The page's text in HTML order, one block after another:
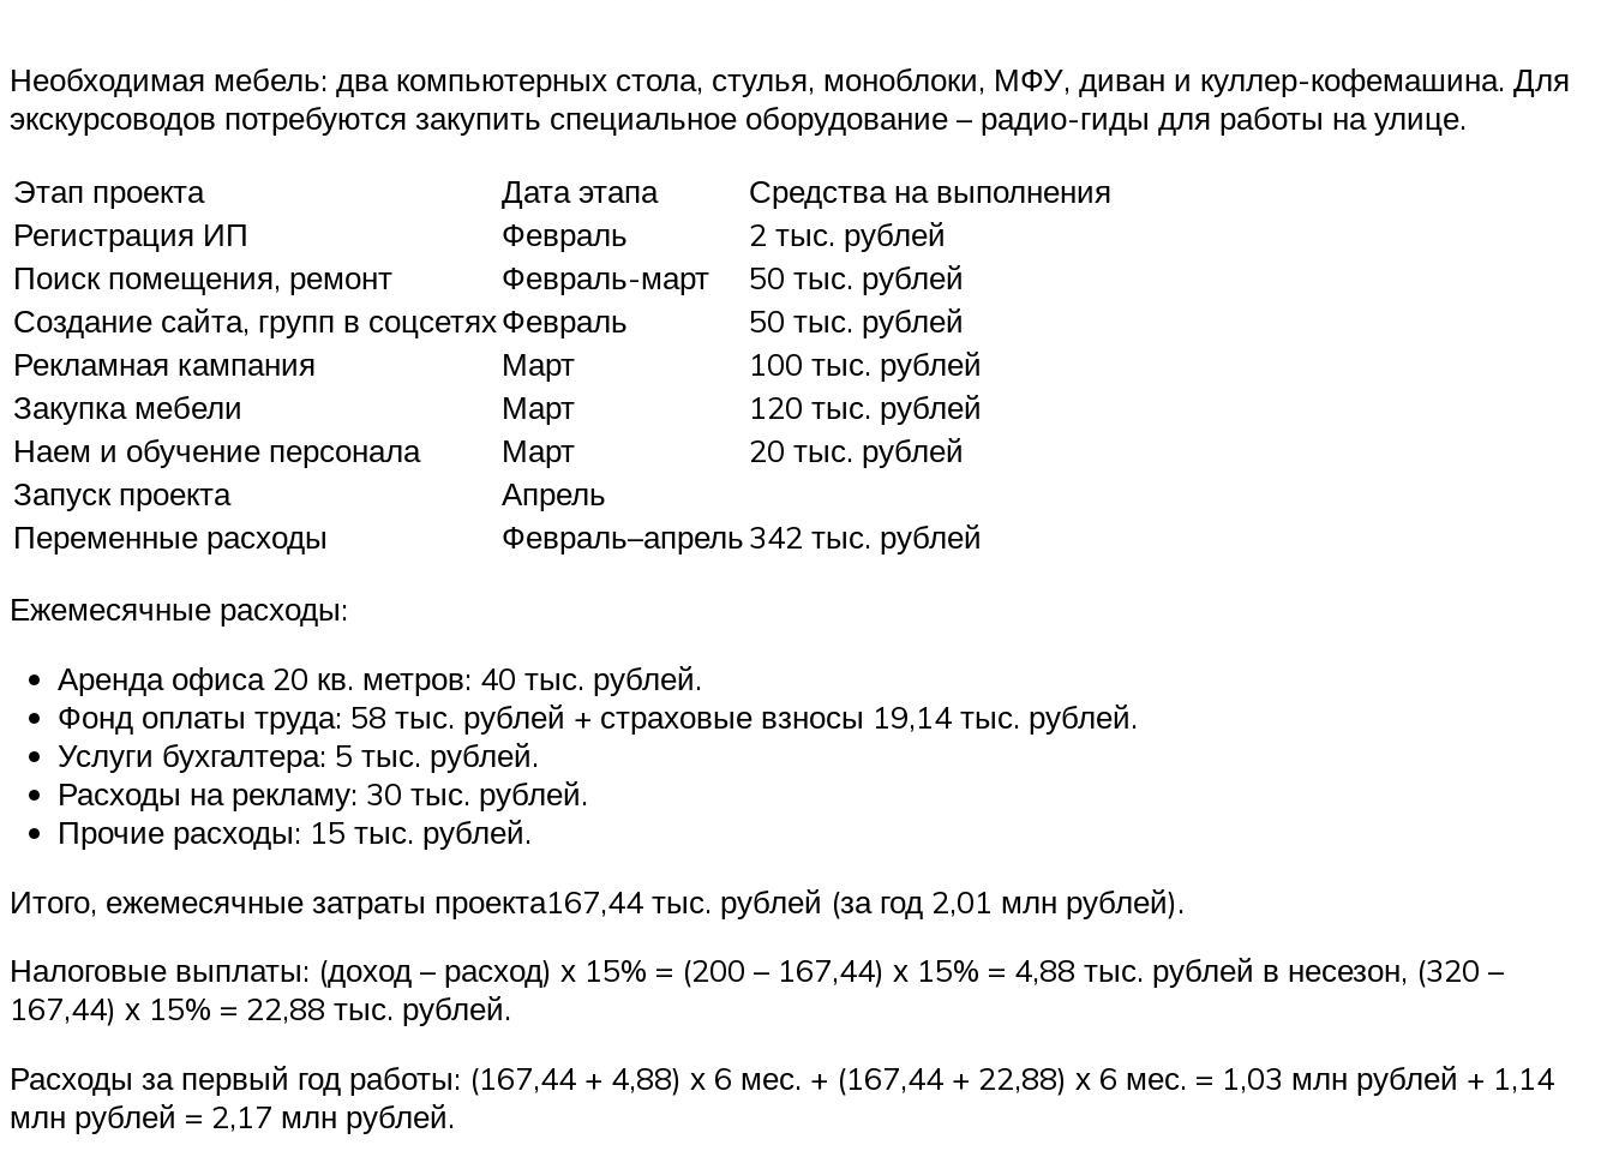
Необходимая мебель: два компьютерных стола, стулья, моноблоки, МФУ, диван и куллер-кофемашина. Для
экскурсоводов потребуются закупить специальное оборудование – радио-гиды для работы на улице.
Этап проекта
Дата этапа
Средства на выполнения
Регистрация ИП
Февраль
2 тыс. рублей
Поиск помещения, ремонт
Февраль-март
50 тыс. рублей
Создание сайта, групп в соцсетяхФевраль
50 тыс. рублей
Рекламная кампания
Март
100 тыс. рублей
Закупка мебели
Март
120 тыс. рублей
Наем и обучение персонала
Март
20 тыс. рублей
Запуск проекта
Апрель
Переменные расходы
Февраль–апрель342 тыс. рублей
Ежемесячные расходы:
Аренда офиса 20 кв. метров: 40 тыс. рублей.
Фонд оплаты труда: 58 тыс. рублей + страховые взносы 19,14 тыс. рублей.
Услуги бухгалтера: 5 тыс. рублей.
Расходы на рекламу: 30 тыс. рублей.
Прочие расходы: 15 тыс. рублей.
Итого, ежемесячные затраты проекта167,44 тыс. рублей (за год 2,01 млн рублей).
Налоговые выплаты: (доход – расход) х 15% = (200 – 167,44) х 15% = 4,88 тыс. рублей в несезон, (320 –
167,44) х 15% = 22,88 тыс. рублей.
Расходы за первый год работы: (167,44 + 4,88) х 6 мес. + (167,44 + 22,88) х 6 мес. = 1,03 млн рублей + 1,14
млн рублей = 2,17 млн рублей.